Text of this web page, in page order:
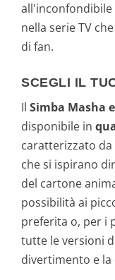
nella serie TV
di fan.
SCEGLI IL
Il Simba Masha
disponibile in
caratterizzato
che si ispirano
del cartone
possibilità ai
preferita o, per i
tutte le versioni
divertimento e la